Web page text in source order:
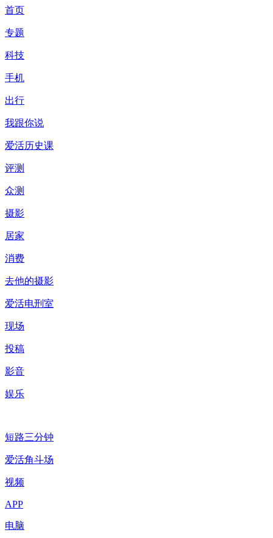
首页
专题
科技
手机
出行
我跟你说
爱活历史课
评测
众测
摄影
居家
消费
去他的摄影
爱活电刑室
现场
投稿
影音
娱乐
短路三分钟
爱活角斗场
视频
APP
电脑